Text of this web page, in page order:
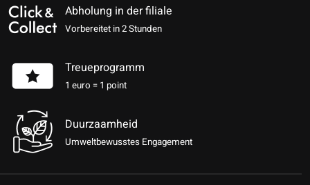
Abholung in der filiale
Vorbereitet in 2 Stunden
Treueprogramm
1 euro = 1 point
Duurzaamheid
Umweltbewusstes Engagement